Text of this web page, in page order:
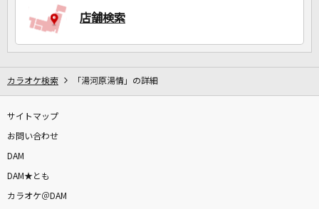
店舗検索
カラオケ検索 「湯河原湯情」の詳細
サイトマップ
お問い合わせ
DAM
DAM★とも
カラオケ＠DAM